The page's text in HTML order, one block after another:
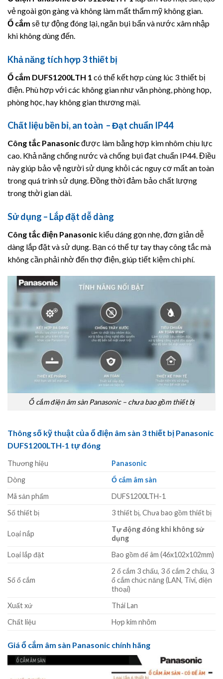
vẻ ngoài gọn gàng và không làm mất thẩm mỹ không gian.
Ổ cắm sẽ tự động đóng lại, ngăn bụi bẩn và nước xâm nhập
khi không dùng đến.
Khả năng tích hợp 3 thiết bị
Ổ cắm DUFS1200LTH 1 có thể kết hợp cùng lúc 3 thiết bị
điện. Phù hợp với các không gian như văn phòng, phòng họp,
phòng học, hay không gian thương mại.
Chất liệu bền bỉ, an toàn – Đạt chuẩn IP44
Công tắc Panasonicđược làm bằng hợp kim nhôm chịu lực
cao. Khả năng chống nước và chống bụi đạt chuẩn IP44. Điều
này giúp bảo vệ người sử dụng khỏi các nguy cơ mất an toàn
trong quá trình sử dụng. Đồng thời đảm bảo chất lượng
trong thời gian dài.
Sử dụng – Lắp đặt dễ dàng
Công tắc điện Panasonic kiểu dáng gọn nhẹ, đơn giản dễ
dàng lắp đặt và sử dụng. Bạn có thể tự tay thay công tắc mà
không cần phải nhờ đến thợ điện, giúp tiết kiệm chi phí.
Ổ cắm điện âm sàn Panasonic – chưa bao gồm thiết bị
Thông số kỹ thuật của ổ điện âm sàn 3 thiết bị Panasonic
DUFS1200LTH-1 tự đóng
Thương hiệu
Panasonic
Dòng
Ổ cắm âm sàn
Mã sản phẩm
DUFS1200LTH-1
Số thiết bị
3 thiết bị, Chưa bao gồm thiết bị
Loại nắp
Tự động đóng khi không sử
dụng
Loại lắp đặt
Bao gồm đế âm (46x102x102mm)
Số ổ cắm
2 ổ cắm 3 chấu, 3 ổ cắm 2 chấu, 3
ổ cắm chức năng (LAN, Tivi, điện
thoại)
Xuất xứ
Thái Lan
Chất liệu
Hợp kim nhôm
Giá ổ cắm âm sàn Panasonic chính hãng